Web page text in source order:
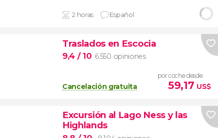
2 horas Español
Traslados en Escocia
9,4 / 10 6.550 opiniones
Cancelación gratuita
por coche desde
59,17 US$
Excursión al Lago Ness y las
Highlands